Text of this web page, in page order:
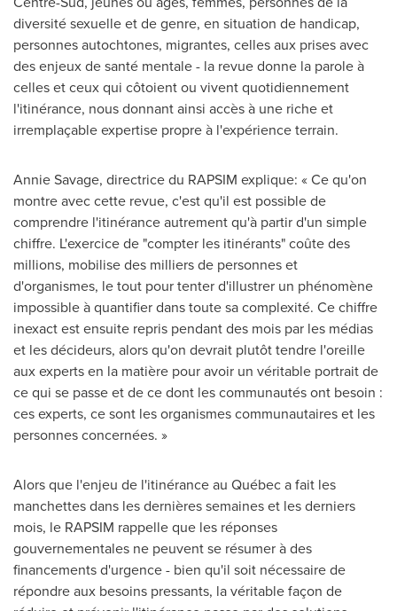
diversité sexuelle et de genre, en situation de handicap,
personnes autochtones, migrantes, celles aux prises avec
des enjeux de santé mentale - la revue donne la parole à
celles et ceux qui côtoient ou vivent quotidiennement
l'itinérance, nous donnant ainsi accès à une riche et
irremplaçable expertise propre à l'expérience terrain.
Annie Savage, directrice du RAPSIM explique: « Ce qu'on
montre avec cette revue, c'est qu'il est possible de
comprendre l'itinérance autrement qu'à partir d'un simple
chiffre. L'exercice de "compter les itinérants" coûte des
millions, mobilise des milliers de personnes et
d'organismes, le tout pour tenter d'illustrer un phénomène
impossible à quantifier dans toute sa complexité. Ce chiffre
inexact est ensuite repris pendant des mois par les médias
et les décideurs, alors qu'on devrait plutôt tendre l'oreille
aux experts en la matière pour avoir un véritable portrait de
ce qui se passe et de ce dont les communautés ont besoin :
ces experts, ce sont les organismes communautaires et les
personnes concernées. »
Alors que l'enjeu de l'itinérance au Québec a fait les
manchettes dans les dernières semaines et les derniers
mois, le RAPSIM rappelle que les réponses
gouvernementales ne peuvent se résumer à des
financements d'urgence - bien qu'il soit nécessaire de
répondre aux besoins pressants, la véritable façon de